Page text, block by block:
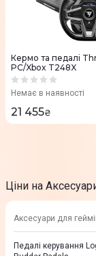
Кермо та педалі
PC/Xbox T248X
Немає в наявності
21 455₴
Ціни на
Аксесуари для
Педалі керування